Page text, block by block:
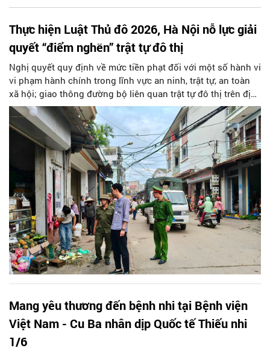
Thực hiện Luật Thủ đô 2026, Hà Nội nỗ lực giải
quyết “điểm nghẽn” trật tự đô thị
Nghị quyết quy định về mức tiền phạt đối với một số hành vi
vi phạm hành chính trong lĩnh vực an ninh, trật tự, an toàn
xã hội; giao thông đường bộ liên quan trật tự đô thị trên địa
bàn Thành phố Hà Nội (thực hiện điểm b khoản 1 Điều 14
Luật Thủ đô số 02/2026/QH16) chỉ rõ 28 hành vi vi phạm
hành chính tăng mức tiền phạt bằng 1,5 lần hoặc bằng 2 lần
mức tiền phạt chung do Chính phủ quy định.
Mang yêu thương đến bệnh nhi tại Bệnh viện
Việt Nam - Cu Ba nhân dịp Quốc tế Thiếu nhi
1/6